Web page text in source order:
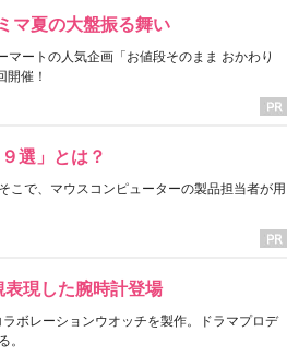
マ夏の大盤振る舞い
ートの人気企画「お値段そのまま おかわり
催！
選」とは？
こで、マウスコンピューターの製品担当者が用
現した腕時計登場
ボレーションウオッチを製作。ドラマプロデ
。